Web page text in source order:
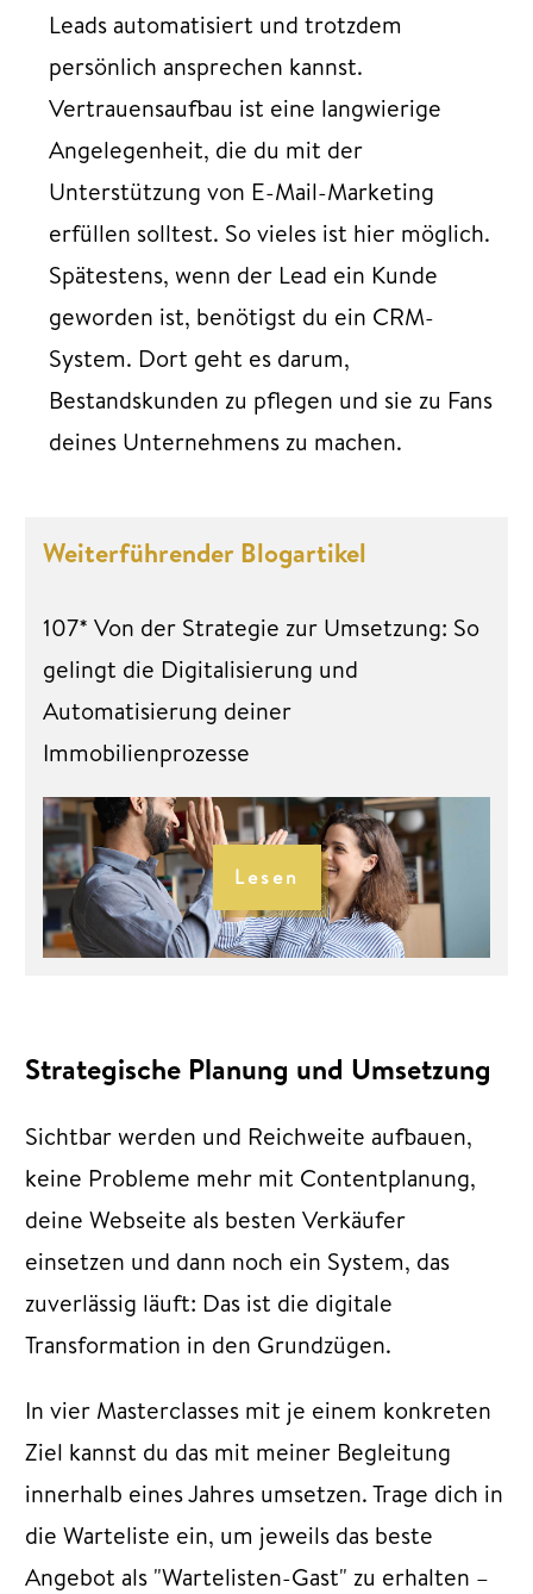
Leads automatisiert und trotzdem
persönlich ansprechen kannst.
Vertrauensaufbau ist eine langwierige
Angelegenheit, die du mit der
Unterstützung von E-Mail-Marketing
erfüllen solltest. So vieles ist hier möglich.
Spätestens, wenn der Lead ein Kunde
geworden ist, benötigst du ein CRM-
System. Dort geht es darum,
Bestandskunden zu pflegen und sie zu Fans
deines Unternehmens zu machen.
Weiterführender Blogartikel
107* Von der Strategie zur Umsetzung: So
gelingt die Digitalisierung und
Automatisierung deiner
Immobilienprozesse
Lesen
Strategische Planung und Umsetzung
Sichtbar werden und Reichweite aufbauen,
keine Probleme mehr mit Contentplanung,
deine Webseite als besten Verkäufer
einsetzen und dann noch ein System, das
zuverlässig läuft: Das ist die digitale
Transformation in den Grundzügen.
In vier Masterclasses mit je einem konkreten
Ziel kannst du das mit meiner Begleitung
innerhalb eines Jahres umsetzen. Trage dich in
die Warteliste ein, um jeweils das beste
Angebot als "Wartelisten-Gast" zu erhalten –